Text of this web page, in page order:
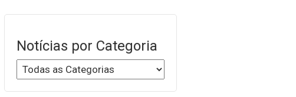
Notícias por Categoria